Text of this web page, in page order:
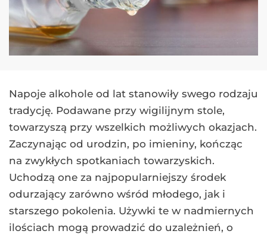
Napoje alkohole od lat stanowiły swego rodzaju
tradycję. Podawane przy wigilijnym stole,
towarzyszą przy wszelkich możliwych okazjach.
Zaczynając od urodzin, po imieniny, kończąc
na zwykłych spotkaniach towarzyskich.
Uchodzą one za najpopularniejszy środek
odurzający zarówno wśród młodego, jak i
starszego pokolenia. Używki te w nadmiernych
ilościach mogą prowadzić do uzależnień, o